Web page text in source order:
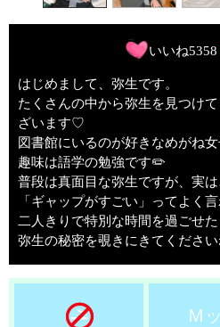
いいね5358
はじめまして、弥生です。
たくさんの中から弥生を見つけ
ざいます♡
図書館にいるのが好きなめがね
趣味は語学の勉強です✏️
普段は真面目な弥生ですが、実
「ギャップがすごい」ってよく言
二人きりで特別な時間を過ごせた
弥生の秘密を覗きにきてください
Ｍ